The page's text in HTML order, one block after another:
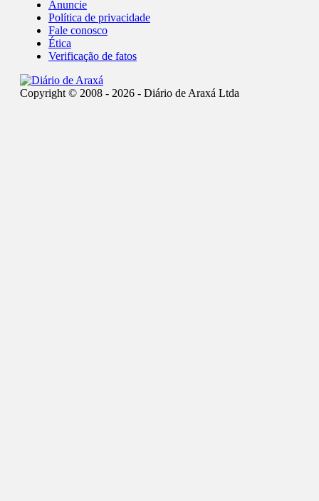
Anuncie
Política de privacidade
Fale conosco
Ética
Verificação de fatos
Copyright © 2008 - 2026 - Diário de Araxá Ltda